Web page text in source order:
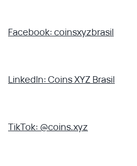
Facebook: coinsxyzbrasil
LinkedIn: Coins XYZ Brasil
TikTok: @coins.xyz